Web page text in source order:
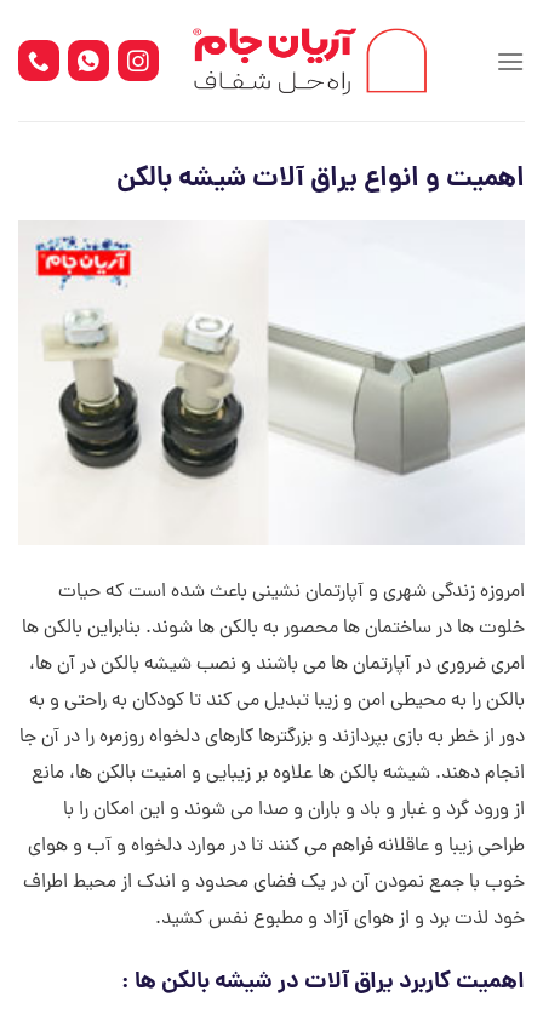
content
اهمیت و انواع یراق آلات شیشه بالکن
امروزه زندگی شهری و آپارتمان نشینی باعث شده است که حیات
خلوت ها در ساختمان ها محصور به بالکن ها شوند. بنابراین بالکن ها
امری ضروری در آپارتمان ها می باشند و نصب شیشه بالکن در آن ها،
بالکن را به محیطی امن و زیبا تبدیل می کند تا کودکان به راحتی و به
دور از خطر به بازی بپردازند و بزرگترها کارهای دلخواه روزمره را در آن جا
انجام دهند. شیشه بالکن ها علاوه بر زیبایی و امنیت بالکن ها، مانع
از ورود گرد و غبار و باد و باران و صدا می شوند و این امکان را با
طراحی زیبا و عاقلانه فراهم می کنند تا در موارد دلخواه و آب و هوای
خوب با جمع نمودن آن در یک فضای محدود و اندک از محیط اطراف
خود لذت برد و از هوای آزاد و مطبوع نفس کشید.
اهمیت کاربرد یراق آلات در شیشه بالکن ها :